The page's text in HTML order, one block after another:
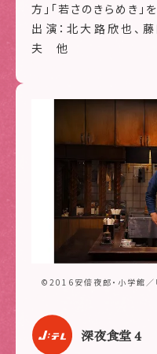
方」「若さのきらめき」を
出演：北大路欣也、
夫 他
©2016安倍夜郎・小学館
深夜食堂 4